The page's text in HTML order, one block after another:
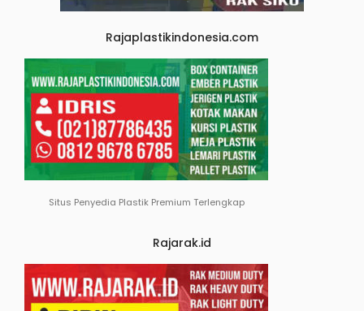
Rajaplastikindonesia.com
Situs Penyedia Plastik Premium Terlengkap
Rajarak.id